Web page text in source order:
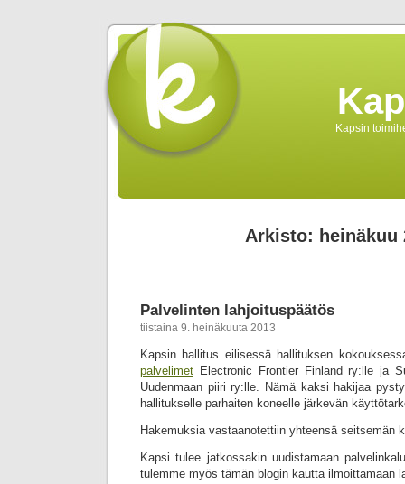
Kapsin
Arkisto: heinäkuu
Palvelinten lahjoituspäätös
tiistaina 9. heinäkuuta 2013
Kapsin hallitus eilisessä hallituksen
palvelimet Electronic Frontier Finland ry:lle ja
Uudenmaan piiri ry:lle. Nämä kaksi hakijaa
hallitukselle parhaiten koneelle järkevän
Hakemuksia vastaanotettiin yhteensä seitsemän
Kapsi tulee jatkossakin uudistamaan
tulemme myös tämän blogin kautta ilmoittamaan